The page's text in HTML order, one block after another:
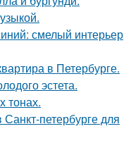
смелый интерьер
в Петербурге.
эстета.
тонах.
петербурге для